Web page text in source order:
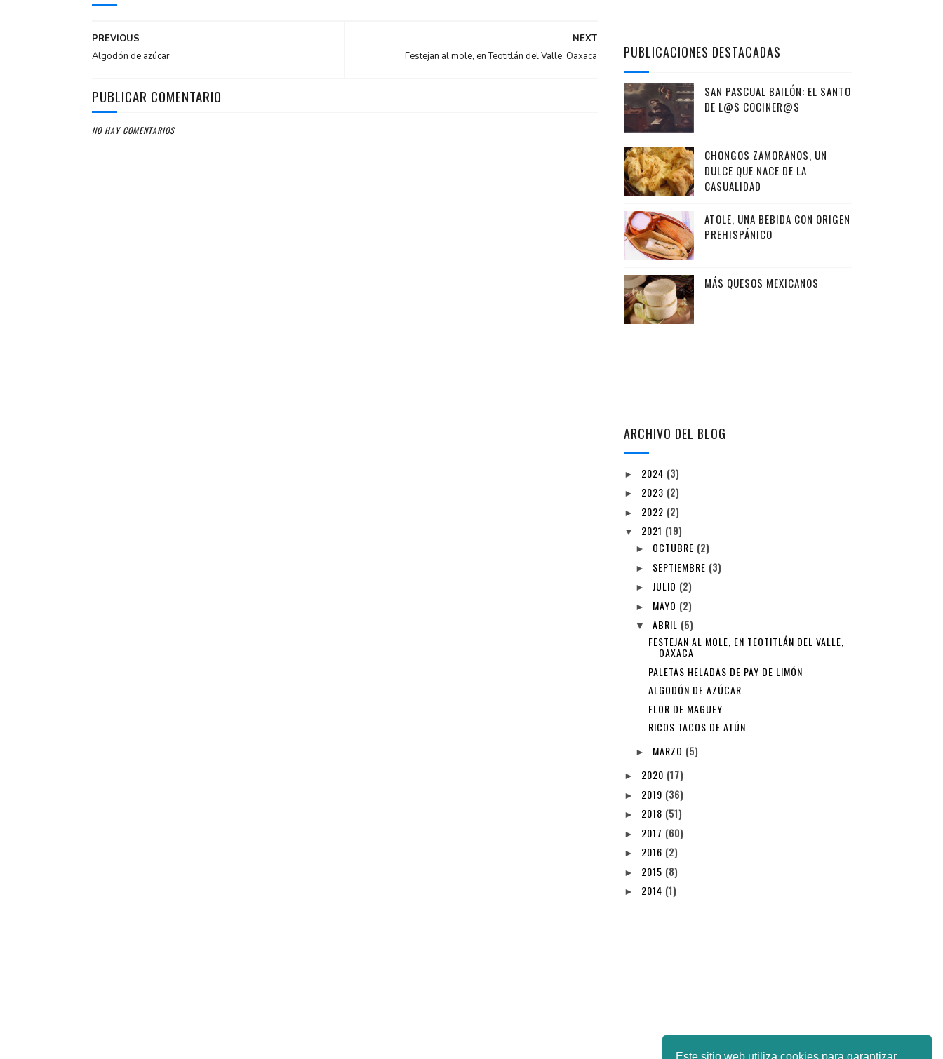
Este sitio web utiliza cookies para garantizar
NEXT
Festejan al mole, en Teotitlán del Valle, Oaxaca
PREVIOUS
Algodón de azúcar
PUBLICAR COMENTARIO
NO HAY COMENTARIOS
PUBLICACIONES DESTACADAS
SAN PASCUAL BAILÓN: EL SANTO
DE L@S COCINER@S
CHONGOS ZAMORANOS, UN
DULCE QUE NACE DE LA
CASUALIDAD
ATOLE, UNA BEBIDA CON ORIGEN
PREHISPÁNICO
MÁS QUESOS MEXICANOS
ARCHIVO DEL BLOG
► 2024 (3)
► 2023 (2)
► 2022 (2)
▼ 2021 (19)
► OCTUBRE (2)
► SEPTIEMBRE (3)
► JULIO (2)
► MAYO (2)
▼ABRIL (5)
FESTEJAN AL MOLE, EN TEOTITLÁN DEL VALLE,
OAXACA
PALETAS HELADAS DE PAY DE LIMÓN
ALGODÓN DE AZÚCAR
FLOR DE MAGUEY
RICOS TACOS DE ATÚN
► MARZO (5)
► 2020 (17)
► 2019 (36)
► 2018 (51)
► 2017 (60)
► 2016 (2)
► 2015 (8)
► 2014 (1)